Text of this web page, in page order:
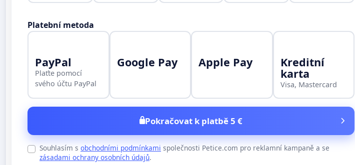
Platební metoda
PayPal
Plaťte pomocí
svého účtu PayPal
Google Pay Apple Pay Kreditní
karta
Visa, Mastercard
Pokračovat k platbě 5 €
Souhlasím s obchodními podmínkami společnosti Petice.com pro reklamní kampaně a se
zásadami ochrany osobních údajů.